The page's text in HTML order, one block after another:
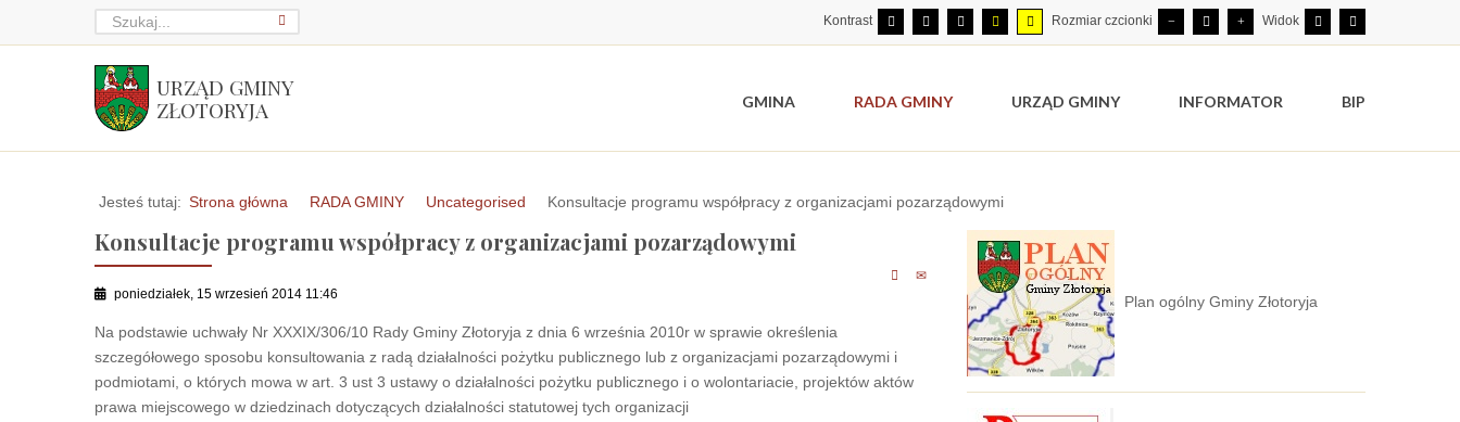
Kontrast Rozmiar czcionki Widok
URZĄD GMINY
ZŁOTORYJA
GMINA RADA GMINY URZĄD GMINY INFORMATOR BIP
Jesteś tutaj: Strona główna RADA GMINY Uncategorised Konsultacje programu współpracy z organizacjami pozarządowymi
Konsultacje programu współpracy z organizacjami pozarządowymi
poniedziałek, 15 wrzesień 2014 11:46
Na podstawie uchwały Nr XXXIX/306/10 Rady Gminy Złotoryja z dnia 6 września 2010r w sprawie określenia
szczegółowego sposobu konsultowania z radą działalności pożytku publicznego lub z organizacjami pozarządowymi i
podmiotami, o których mowa w art. 3 ust 3 ustawy o działalności pożytku publicznego i o wolontariacie, projektów aktów
prawa miejscowego w dziedzinach dotyczących działalności statutowej tych organizacji
Plan ogólny Gminy Złotoryja